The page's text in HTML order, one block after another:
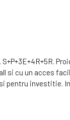
si cu un acces
investitie.